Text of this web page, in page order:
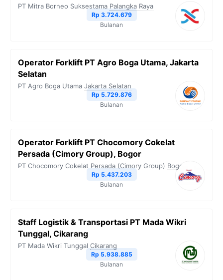
PT Mitra Borneo Suksestama Palangka Raya
Rp 3.724.679
Bulanan
Operator Forklift PT Agro Boga Utama, Jakarta
Selatan
PT Agro Boga Utama Jakarta Selatan
Rp 5.729.876
Bulanan
Operator Forklift PT Chocomory Cokelat
Persada (Cimory Group), Bogor
PT Chocomory Cokelat Persada (Cimory Group) Bogor
Rp 5.437.203
Bulanan
Staff Logistik & Transportasi PT Mada Wikri
Tunggal, Cikarang
PT Mada Wikri Tunggal Cikarang
Rp 5.938.885
Bulanan